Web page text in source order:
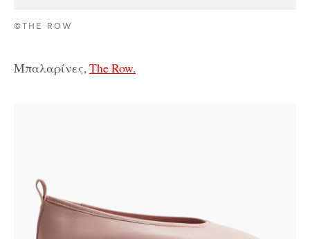
©THE ROW
Μπαλαρίνες, The Row.